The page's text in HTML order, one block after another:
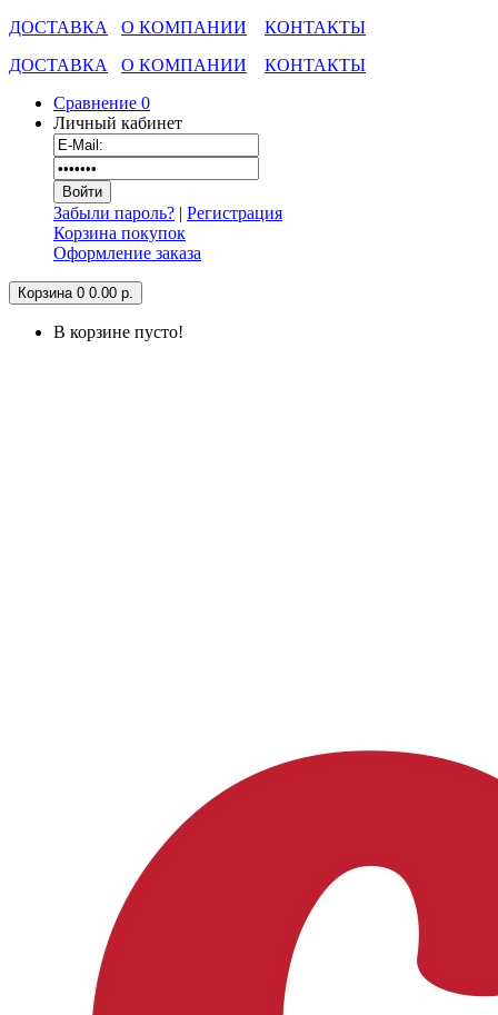
ДОСТАВКА О КОМПАНИИ
КОНТАКТЫ
ДОСТАВКА
О КОМПАНИИ
КОНТАКТЫ
Сравнение 0
Личный кабинет
Забыли пароль? | Регистрация
Корзина покупок
Оформление заказа
Корзина 0 0.00 р.
В корзине пусто!